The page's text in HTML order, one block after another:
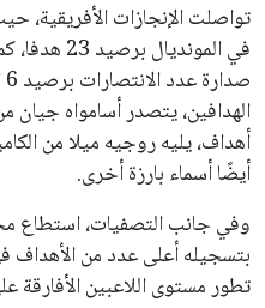
تواصلت الإنجازات الأفريقية،
في
أيضًا أسماء بارزة أخرى.
وفي جانب التصفيات، استطاع
بتسجيله أعلى عدد من الأهداف
تطور مستوى اللاعبين الأفارقة